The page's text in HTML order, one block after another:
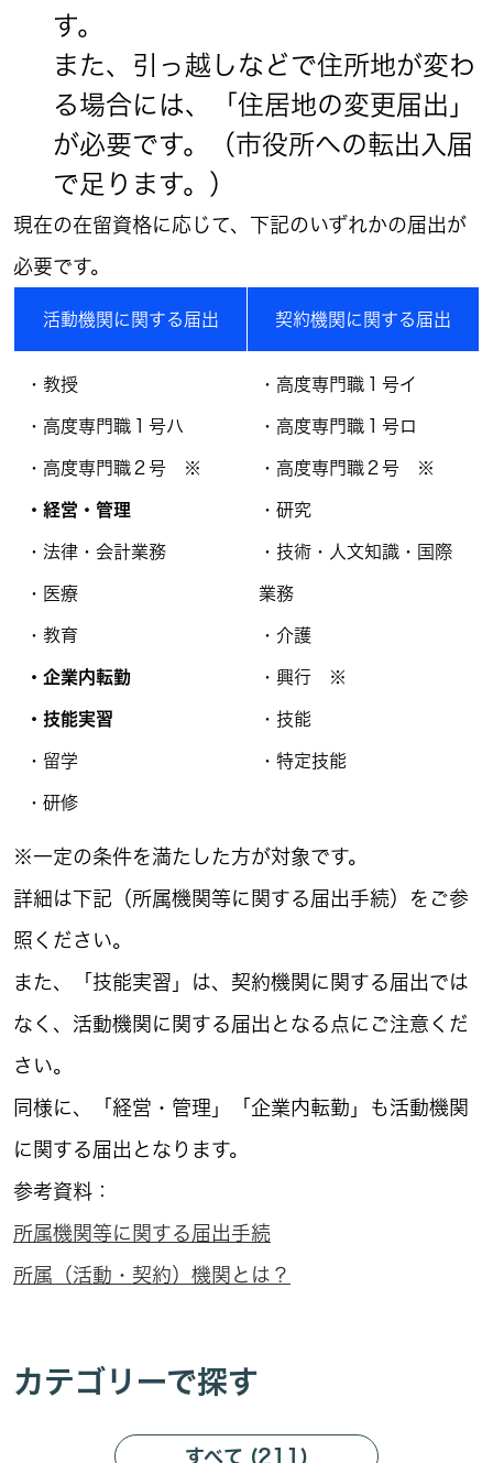
す。
また、引っ越しなどで住所地が変わ
る場合には、「住居地の変更届出」
が必要です。（市役所への転出入届
で足ります。）
現在の在留資格に応じて、下記のいずれかの届出が
必要です。
活動機関に関する届出 契約機関に関する届出
・教授
・高度専門職１号ハ
・高度専門職２号 ※
・経営・管理
・法律・会計業務
・医療
・教育
・企業内転勤
・技能実習
・留学
・研修
・高度専門職１号イ
・高度専門職１号ロ
・高度専門職２号 ※
・研究
・技術・人文知識・国際
業務
・介護
・興行 ※
・技能
・特定技能
※一定の条件を満たした方が対象です。
詳細は下記（所属機関等に関する届出手続）をご参
照ください。
また、「技能実習」は、契約機関に関する届出では
なく、活動機関に関する届出となる点にご注意くだ
さい。
同様に、「経営・管理」「企業内転勤」も活動機関
に関する届出となります。
参考資料：
所属機関等に関する届出手続
所属（活動・契約）機関とは？
カテゴリーで探す
すべて (211)